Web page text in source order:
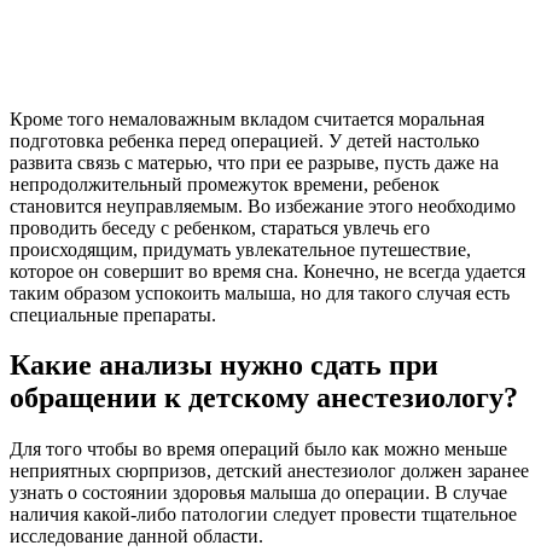
Кроме того немаловажным вкладом считается моральная
подготовка ребенка перед операцией. У детей настолько
развита связь с матерью, что при ее разрыве, пусть даже на
непродолжительный промежуток времени, ребенок
становится неуправляемым. Во избежание этого необходимо
проводить беседу с ребенком, стараться увлечь его
происходящим, придумать увлекательное путешествие,
которое он совершит во время сна. Конечно, не всегда удается
таким образом успокоить малыша, но для такого случая есть
специальные препараты.
Какие анализы нужно сдать при
обращении к детскому анестезиологу?
Для того чтобы во время операций было как можно меньше
неприятных сюрпризов, детский анестезиолог должен заранее
узнать о состоянии здоровья малыша до операции. В случае
наличия какой-либо патологии следует провести тщательное
исследование данной области.